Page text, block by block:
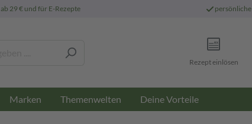
ab 29 € und für E-Rezepte persönliche
Rezept einlösen
Marken Themenwelten Deine Vorteile